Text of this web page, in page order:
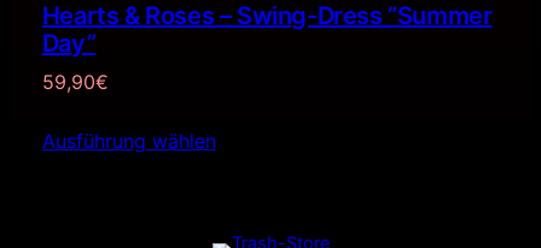
Hearts & Roses – Swing-Dress ”Summer
Day”
59,90€
Ausführung wählen